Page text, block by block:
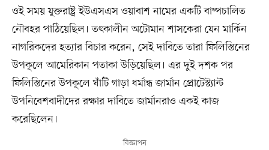
ওই সময় যুক্তরাষ্ট্র ইউএসএস ওয়াবাশ নামের একটি বাষ্পচালিত
নৌবহর পাঠিয়েছিল। তৎকালীন অটোমান শাসকেরা যেন মার্কিন
নাগরিকদের হত্যার বিচার করেন, সেই দাবিতে তারা ফিলিস্তিনের
উপকূলে আমেরিকান পতাকা উড়িয়েছিল। এর দুই দশক পর
ফিলিস্তিনের উপকূলে ঘাঁটি গাড়া ধর্মান্ধ জার্মান প্রোটেস্ট্যান্ট
উপনিবেশবাদীদের রক্ষার দাবিতে জার্মানরাও একই কাজ
করেছিলেন।